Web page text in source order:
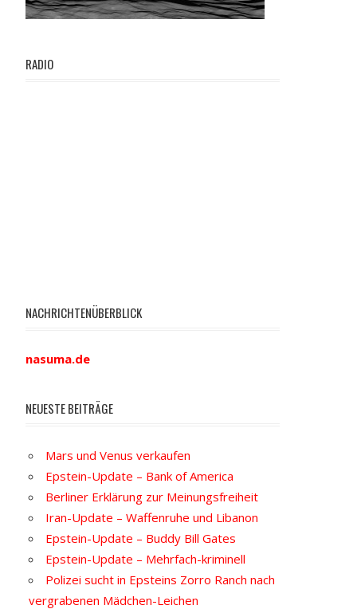
RADIO
NACHRICHTENÜBERBLICK
nasuma.de
NEUESTE BEITRÄGE
Mars und Venus verkaufen
Epstein-Update – Bank of America
Berliner Erklärung zur Meinungsfreiheit
Iran-Update – Waffenruhe und Libanon
Epstein-Update – Buddy Bill Gates
Epstein-Update – Mehrfach-kriminell
Polizei sucht in Epsteins Zorro Ranch nach
vergrabenen Mädchen-Leichen